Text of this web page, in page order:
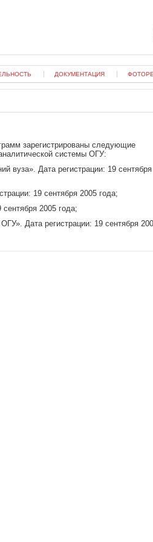
ДОКУМЕНТАЦИЯ
зарегистрированы следующие
системы ОГУ:
вуза». Дата регистрации: 19 сентября
19 сентября 2005 года;
2005 года;
Дата регистрации: 19 сентября